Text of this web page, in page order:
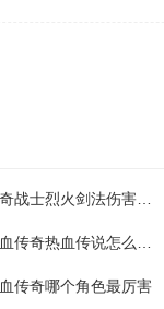
传奇哪个角色最厉害